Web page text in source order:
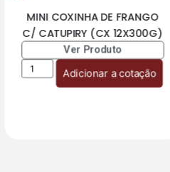
MINI COXINHA DE FRANGO
C/ CATUPIRY (CX 12X300G)
Ver Produto
Adicionar a cotação